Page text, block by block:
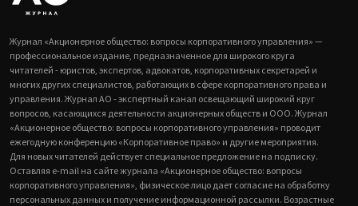
Журнал «Акционерное общество: вопросы корпоративного управления» —
профессиональное издание, предназначенное для широкого круга
читателей - юристов, экспертов, адвокатов, корпоративных секретарей и
многих других специалистов, работающих в сфере корпоративного права и
управления. Журнал АО - экспертный канал освещающий широкий круг
вопросов, касающихся деятельности акционерных обществ и ООО. Журнал
«Акционерное общество: вопросы корпоративного управления» проводит
ежегодную конференцию «Корпоративное право» и другие мероприятия.
Для новых читателей действует специальное предложение на подписку.
Оставляя e-mail на сайте журнала «Акционерное общество: вопросы
корпоративного управления», физическое лицо дает согласие на обработку
персональных данных и получение информационной рассылки. Возрастные